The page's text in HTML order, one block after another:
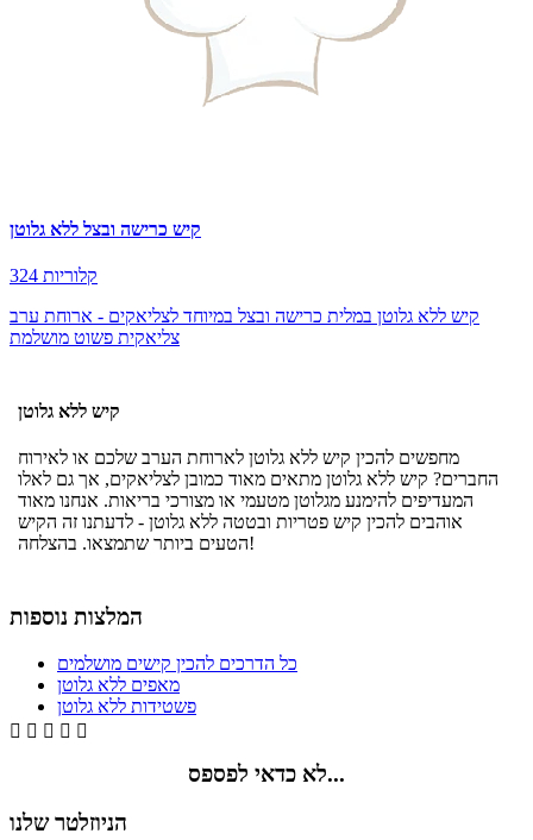
קיש כרישה ובצל ללא גלוטן
324 קלוריות
קיש ללא גלוטן במלית כרישה ובצל במיוחד לצליאקים - ארוחת ערב
צליאקית פשוט מושלמת
קיש ללא גלוטן
מחפשים להכין קיש ללא גלוטן לארוחת הערב שלכם או לאירוח
החברים? קיש ללא גלוטן מתאים מאוד כמובן לצליאקים, אך גם לאלו
המעדיפים להימנע מגלוטן מטעמי או מצורכי בריאות. אנחנו מאוד
אוהבים להכין קיש פטריות ובטטה ללא גלוטן - לדעתנו זה הקיש
הטעים ביותר שתמצאו. בהצלחה!
המלצות נוספות
כל הדרכים להכין קישים מושלמים
מאפים ללא גלוטן
פשטידות ללא גלוטן
    
לא כדאי לפספס...
הניוזלטר שלנו